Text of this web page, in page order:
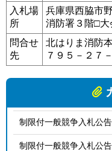
入札場
所
兵庫県西脇市
消防署３階□大
問合せ
先
北はりま消防
７９５－２７
制限付一般競争入札公
制限付一般競争入札公